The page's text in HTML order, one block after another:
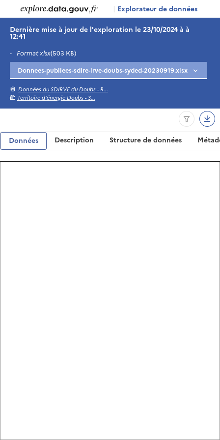
| Explorateur de données
Dernière mise à jour de l'exploration le 23/10/2024 à à
12:41
- Format xlsx(503 KB)
Données du SDIRVE du Doubs - R...
Territoire d'énergie Doubs - S...
Données Description Structure de données